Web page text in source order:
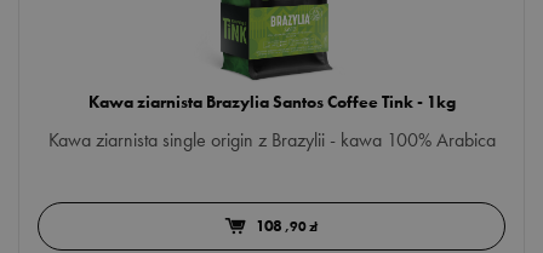
Kawa ziarnista Brazylia Santos Coffee Tink - 1kg
Kawa ziarnista single origin z Brazylii - kawa 100% Arabica
108,90 zł